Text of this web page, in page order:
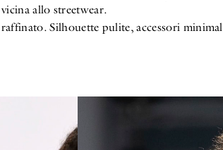
allo streetwear.
Silhouette pulite, accessori